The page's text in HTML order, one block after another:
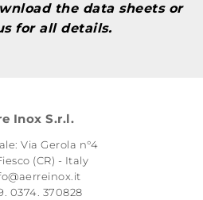
the data sheets or
for all details.
Inox S.r.l.
Via Gerola n°4
(CR) - Italy
0374. 370828